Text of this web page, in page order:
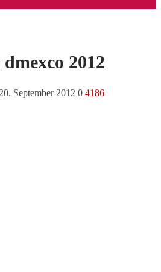
2012
20. September 2012 0 4186